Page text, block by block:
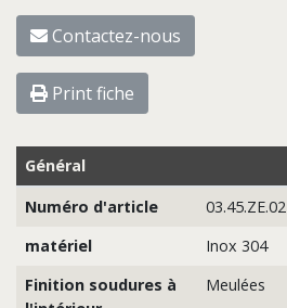
Contactez-nous
Print fiche
Général
Numéro d'article
03.45.ZE.02
matériel
Inox 304
Finition soudures à
Meulées